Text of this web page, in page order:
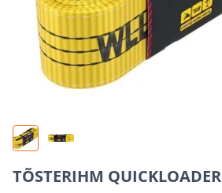
TÕSTERIHM